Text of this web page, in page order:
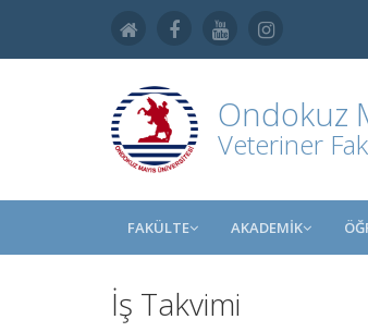
Ondokuz
Veteriner
FAKÜLTE AKADEMİK
İş Takvimi